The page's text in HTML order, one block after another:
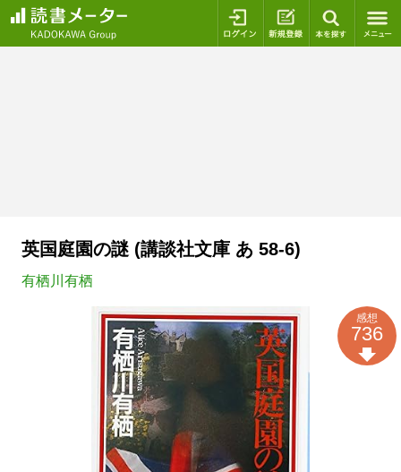
ログイン 新規登録
英国庭園の謎 (講談社文庫 あ 58-6)
有栖川有栖
感想
736